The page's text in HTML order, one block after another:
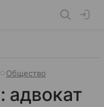
Общество
адвокат